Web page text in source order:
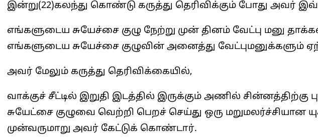
இன்று(22)கலந்து கொண்டு கருத்து தெரிவிக்கும் போது அவர்
எங்களுடைய சுயேச்சை குழு நேற்று முன் தினம் வேட்பு மனு
எங்களுடைய சுயேச்சை குழுவின் அனைத்து வேட்புமனுக்களும்
அவர் மேலும் கருத்து தெரிவிக்கையில்,
வாக்குச் சீட்டில் இறுதி இடத்தில் இருக்கும் அணில் சின்னத்திற்கு
சுயேட்சை குழுவை வெற்றி பெறச் செய்து ஒரு மறுமலர்ச்சியான
முன்வருமாறு அவர் கேட்டுக் கொண்டார்.